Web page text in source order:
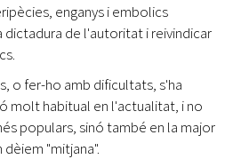
enganys i embolics
dictadura de l'autoritat i reivindicar
o fer-ho amb dificultats, s'ha
molt habitual en l'actualitat, i no
populars, sinó també en la major
"mitjana".